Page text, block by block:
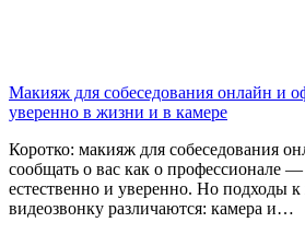
Макияж для собеседования онлайн и
уверенно в жизни и в камере
Коротко: макияж для собеседования
сообщать о вас как о профессионале
естественно и уверенно. Но подходы
видеозвонку различаются: камера и…